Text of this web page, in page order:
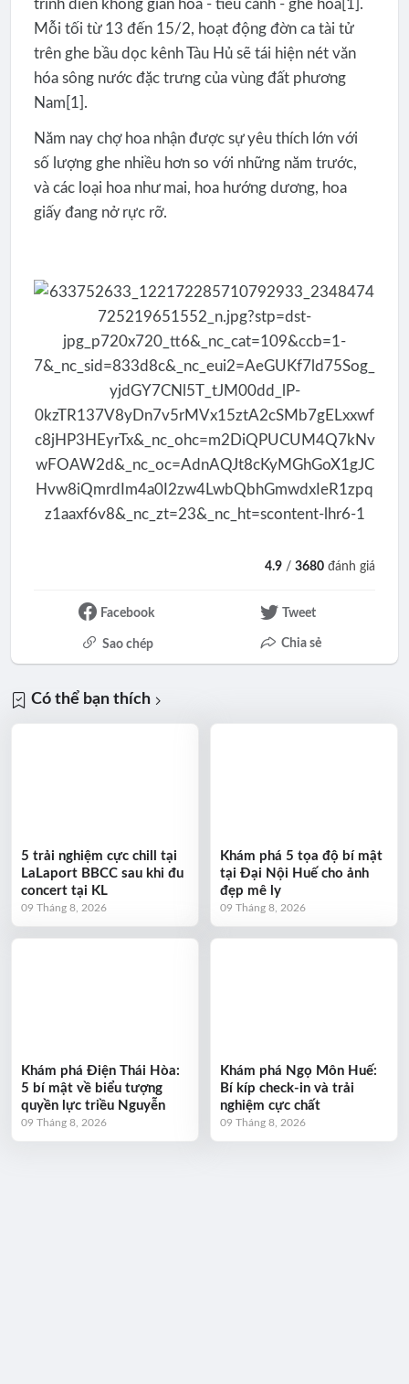
trình diễn không gian hoa - tiểu cảnh - ghe hoa[1].
Mỗi tối từ 13 đến 15/2, hoạt động đờn ca tài tử
trên ghe bầu dọc kênh Tàu Hủ sẽ tái hiện nét văn
hóa sông nước đặc trưng của vùng đất phương
Nam[1].
Năm nay chợ hoa nhận được sự yêu thích lớn với
số lượng ghe nhiều hơn so với những năm trước,
và các loại hoa như mai, hoa hướng dương, hoa
giấy đang nở rực rỡ.
4.9 /3680 đánh giá
Facebook Tweet
Sao chép Chia sẻ
Có thể bạn thích
5 trải nghiệm cực chill tại
LaLaport BBCC sau khi đu
concert tại KL
09 Tháng 8, 2026
Khám phá 5 tọa độ bí mật
tại Đại Nội Huế cho ảnh
đẹp mê ly
09 Tháng 8, 2026
Khám phá Điện Thái Hòa:
5 bí mật về biểu tượng
quyền lực triều Nguyễn
09 Tháng 8, 2026
Khám phá Ngọ Môn Huế:
Bí kíp check-in và trải
nghiệm cực chất
09 Tháng 8, 2026